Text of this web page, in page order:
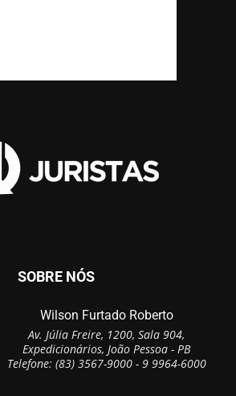
SOBRE NÓS
Wilson Furtado Roberto
Av. Júlia Freire, 1200, Sala 904,
Expedicionários, João Pessoa - PB
Telefone: (83) 3567-9000 - 9 9964-6000